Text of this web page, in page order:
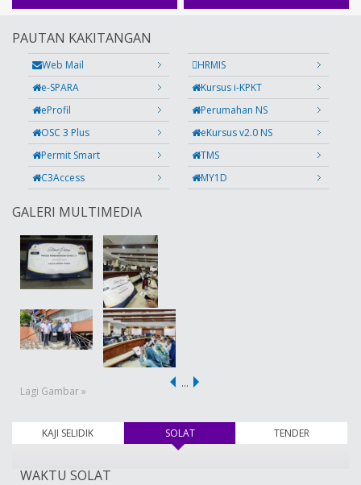
PAUTAN KAKITANGAN
Web Mail
HRMIS
e-SPARA
Kursus i-KPKT
eProfil
Perumahan NS
OSC 3 Plus
eKursus v2.0 NS
Permit Smart
TMS
C3Access
MY1D
GALERI MULTIMEDIA
Lagi Gambar »
…
KAJI SELIDIK SOLAT(tab aktif) TENDER
WAKTU SOLAT